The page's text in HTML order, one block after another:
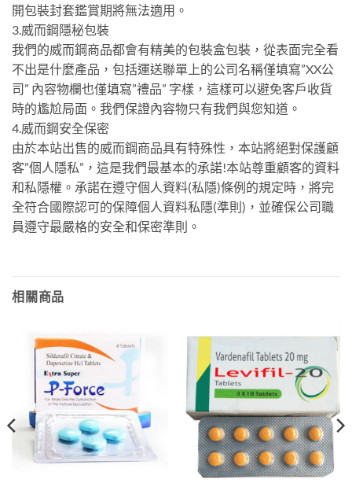
開包裝封套鑑賞期將無法適用。
3.威而鋼隱秘包裝
我們的威而鋼商品都會有精美的包裝盒包裝，從表面完全看
不出是什麼產品，包括運送聯單上的公司名稱僅填寫”XX公
司” 內容物欄也僅填寫”禮品” 字樣，這樣可以避免客戶收貨
時的尷尬局面。我們保證內容物只有我們與您知道。
4.威而鋼安全保密
由於本站出售的威而鋼商品具有特殊性，本站將絕對保護顧
客”個人隱私”，這是我們最基本的承諾!本站尊重顧客的資料
和私隱權。承諾在遵守個人資料(私隱)條例的規定時，將完
全符合國際認可的保障個人資料私隱(準則)，並確保公司職
員遵守最嚴格的安全和保密準則。
相關商品